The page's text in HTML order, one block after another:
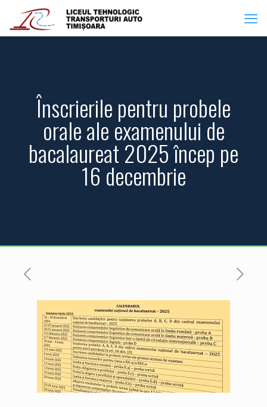
Înscrierile pentru probele
orale ale examenului de
bacalaureat 2025 încep pe
16 decembrie